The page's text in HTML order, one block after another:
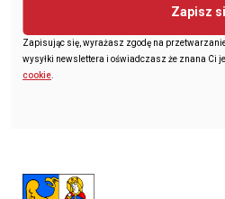
Zapisz
Zapisując się, wyrażasz zgodę na
wysyłki newslettera i oświadczasz że znana Ci
cookie